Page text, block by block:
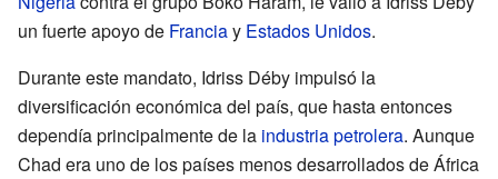
un fuerte apoyo de Franciay Estados Unidos.
Durante este mandato, Idriss Déby impulsó la
diversificación económica del país, que hasta entonces
dependía principalmente de la industria petrolera. Aunque
Chad era uno de los países menos desarrollados de África